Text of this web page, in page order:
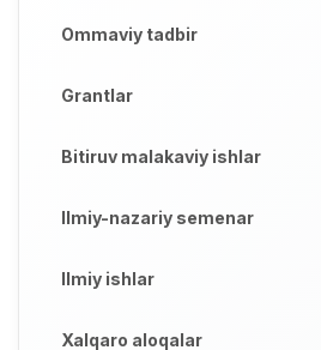
Ommaviy tadbir
Grantlar
Bitiruv malakaviy ishlar
Ilmiy-nazariy semenar
Ilmiy ishlar
Xalqaro aloqalar